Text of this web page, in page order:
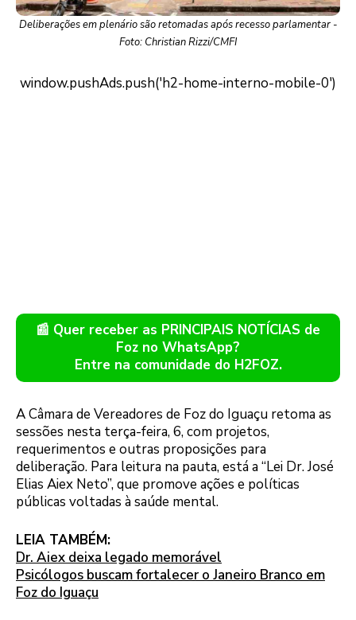
Deliberações em plenário são retomadas após recesso parlamentar -
Foto: Christian Rizzi/CMFI
📰 Quer receber as PRINCIPAIS NOTÍCIAS de
Foz no WhatsApp?
Entre na comunidade do H2FOZ.
A Câmara de Vereadores de Foz do Iguaçu retoma as
sessões nesta terça-feira, 6, com projetos,
requerimentos e outras proposições para
deliberação. Para leitura na pauta, está a “Lei Dr. José
Elias Aiex Neto”, que promove ações e políticas
públicas voltadas à saúde mental.
LEIA TAMBÉM:
Dr. Aiex deixa legado memorável
Psicólogos buscam fortalecer o Janeiro Branco em
Foz do Iguaçu